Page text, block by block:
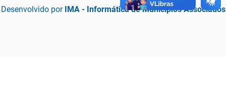
Desenvolvido por IMA - Informática de Municípios Associados